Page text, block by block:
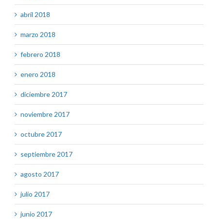
abril 2018
marzo 2018
febrero 2018
enero 2018
diciembre 2017
noviembre 2017
octubre 2017
septiembre 2017
agosto 2017
julio 2017
junio 2017